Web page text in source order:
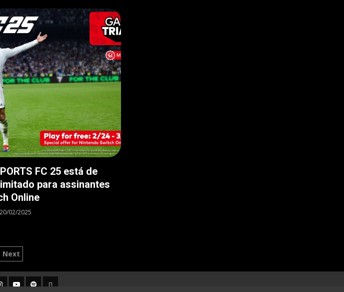
FC 25 está de
para assinantes
Online
20/02/2025
Next
YoutubeSpotifyCookie